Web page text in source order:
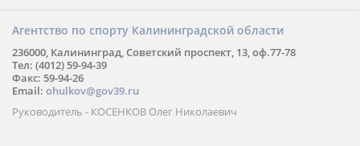
Агентство по спорту Калининградской области
236000, Калининград, Советский проспект, 13, оф.77-78
Тел: (4012) 59-94-39
Факс: 59-94-26
Email: ohulkov@gov39.ru
Руководитель - КОСЕНКОВ Олег Николаевич